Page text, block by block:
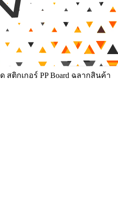
ติกเกอร์ PP Board ฉลากสินค้า